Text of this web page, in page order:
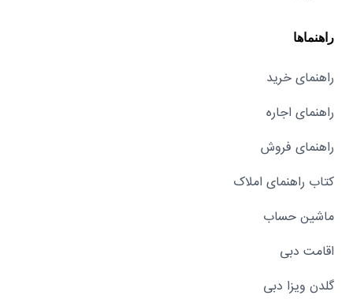
راهنماها
راهنمای خرید
راهنمای اجاره
راهنمای فروش
کتاب راهنمای املاک
ماشین حساب
اقامت دبی
گلدن ویزا دبی